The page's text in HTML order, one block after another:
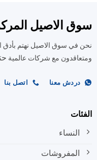
لهذا
يمكن
اختيار
على
الاصيل المركزي
سوق الاصيل نهتم بأدق
مع شركات عالميةحتي
دردش معنا اتصل بنا
النساء
المفروشات